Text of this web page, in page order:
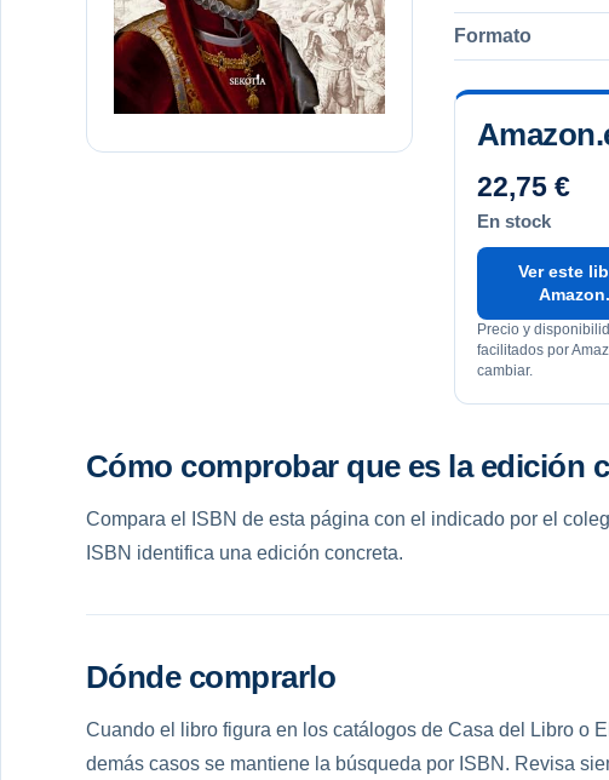
Formato
22,75 €
En stock
Ver este
Precio y
facilitados por
cambiar.
Cómo comprobar que es la edición
Compara el ISBN de esta página con el indicado por el
ISBN identifica una edición concreta.
Dónde comprarlo
Cuando el libro figura en los catálogos de Casa del Libro o
demás casos se mantiene la búsqueda por ISBN. Revisa